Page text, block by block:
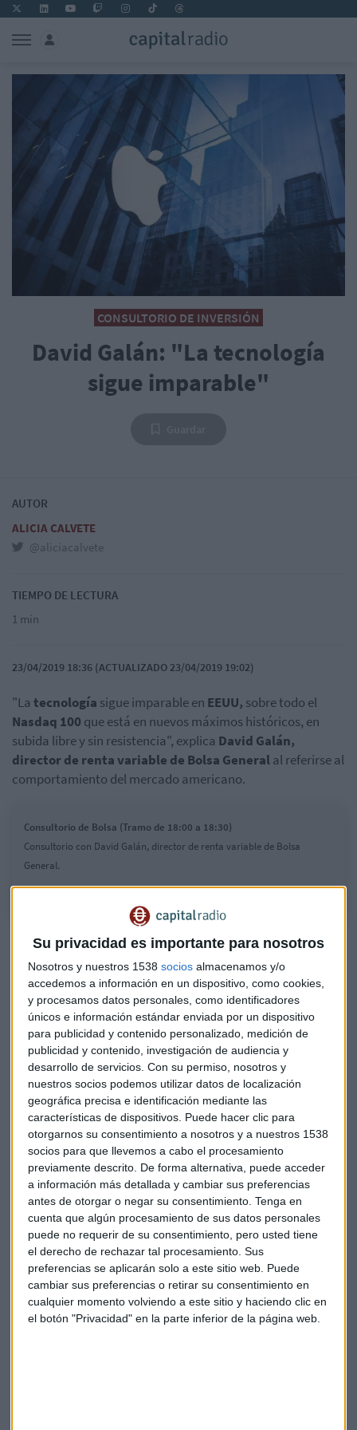
Su privacidad es importante para nosotros
Nosotros y nuestros 1538 socios almacenamos y/o
accedemos a información en un dispositivo, como cookies,
y procesamos datos personales, como identificadores
únicos e información estándar enviada por un dispositivo
para publicidad y contenido personalizado, medición de
publicidad y contenido, investigación de audiencia y
desarrollo de servicios. Con su permiso, nosotros y
nuestros socios podemos utilizar datos de localización
geográfica precisa e identificación mediante las
características de dispositivos. Puede hacer clic para
otorgarnos su consentimiento a nosotros y a nuestros 1538
socios para que llevemos a cabo el procesamiento
previamente descrito. De forma alternativa, puede acceder
a información más detallada y cambiar sus preferencias
antes de otorgar o negar su consentimiento. Tenga en
cuenta que algún procesamiento de sus datos personales
puede no requerir de su consentimiento, pero usted tiene
el derecho de rechazar tal procesamiento. Sus
preferencias se aplicarán solo a este sitio web. Puede
cambiar sus preferencias o retirar su consentimiento en
cualquier momento volviendo a este sitio y haciendo clic en
el botón "Privacidad" en la parte inferior de la página web.
CONSULTORIO DE INVERSIÓN
David Galán: "La tecnología
sigue imparable"
AUTOR
ALICIA CALVETE
@aliciacalvete
TIEMPO DE LECTURA
1 min
23/04/2019 18:36 (ACTUALIZADO 23/04/2019 19:02)
"La tecnología sigue imparable en EEUU, sobre todo el
Nasdaq 100 que está en nuevos máximos históricos, en
subida libre y sin resistencia", explica David Galán,
director de renta variable de Bolsa Generalal referirse al
comportamiento del mercado americano.
Consultorio de Bolsa (Tramo de 18:00 a 18:30)
Consultorio con David Galán, director de renta variable de Bolsa
General.
En Europa, Galán pone el foco en elsector bancario,cree
que los bancos europeos "no están en su mejor momento y
en el caso de España, suponen un lastre para elIbex35", dice
el experto. "Es un sector que no brilla, de hecho no pondría
ni un 10% de mi capital en este sector".
Cree que han mejorado los grandes valores de la banca
comoBBVAo Santanderpero las entidades
medianas siguen mostrando un comportamiento débil.
Tampoco grandes valores comoTeléfonica "son
excesivamente fuertes" en opinión del experto.
El experto analiza otros títulos comoSafran, SAP,Fluidra
Amper.
Suscríbete a nuestros boletines